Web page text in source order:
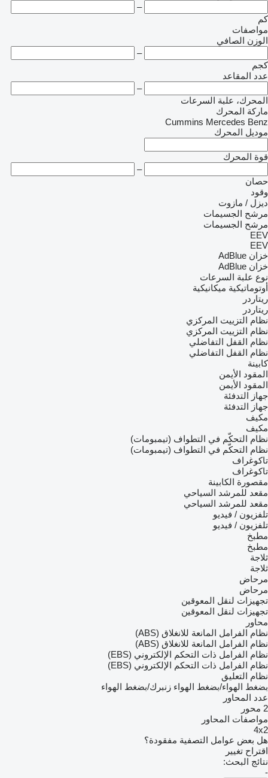
–
كم
مواصفات
الوزن الصافي
–
كجم
عدد المقاعد
–
المحرك، علبة السرعات
ماركة المحرك
Cummins Mercedes Benz
موديل المحرك
قوة المحرك
–
حصان
وقود
ديزل / مازوت
مرشح الجسيمات
مرشح الجسيمات
EEV
EEV
خزان AdBlue
خزان AdBlue
نوع علبة السرعات
أوتوماتيكية ميكانيكية
ريتاردر
ريتاردر
نظام التزييت المركزي
نظام التزييت المركزي
نظام القفل التفاضلي
نظام القفل التفاضلي
كابينة
المقود الأيمن
المقود الأيمن
جهاز التدفئة
جهاز التدفئة
مكيف
مكيف
نظام التحكّم في التطواف (تيمبومات)
نظام التحكّم في التطواف (تيمبومات)
تاكوغراف
تاكوغراف
مقصورة الكابينة
مقعد للمرشد السياحي
مقعد للمرشد السياحي
تلفزيون / فيديو
تلفزيون / فيديو
مطبخ
مطبخ
ثلاجة
ثلاجة
مرحاض
مرحاض
تجهيزات لنقل المعوقين
تجهيزات لنقل المعوقين
محاور
نظام الفرامل المانعة للانغلاق (ABS)
نظام الفرامل المانعة للانغلاق (ABS)
نظام الفرامل ذات التحكم الإلكتروني (EBS)
نظام الفرامل ذات التحكم الإلكتروني (EBS)
نظام التعليق
بضغط الهواء/بضغط الهواء زنبرك/بضغط الهواء
عدد المحاور
2 محور
مواصفات المحاور
4x2
هل بعض عوامل التصفية مفقودة؟
اقتراح تغيير
نتائج البحث:
-